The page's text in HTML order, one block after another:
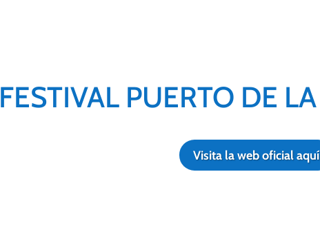
FESTIVAL PUERTO DE
Visita la web oficial aquí